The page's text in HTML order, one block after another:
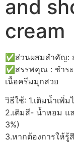
and
cream
✅ส่วนผสมสำคัญ:
✅สรรพคุณ : ชำร
เนื้อครีมมุกสวย
วิธีใช้: 1.เติมน้ำเพิ่
2.เติมสี- น้ำหอม แ
3%)
3.หากต้องการให้รู้